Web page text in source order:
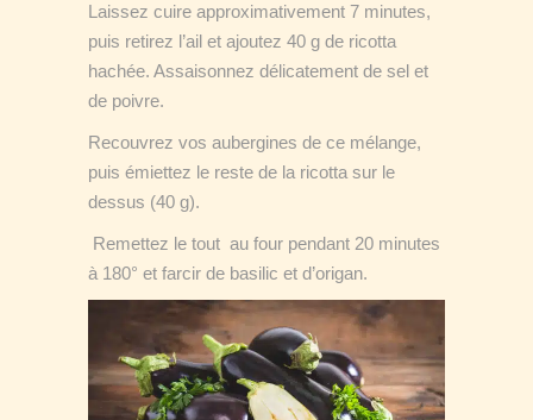
Laissez cuire approximativement 7 minutes,
puis retirez l’ail et ajoutez 40 g de ricotta
hachée. Assaisonnez délicatement de sel et
de poivre.
Recouvrez vos aubergines de ce mélange,
puis émiettez le reste de la ricotta sur le
dessus (40 g).
Remettez le tout au four pendant 20 minutes
à 180° et farcir de basilic et d’origan.